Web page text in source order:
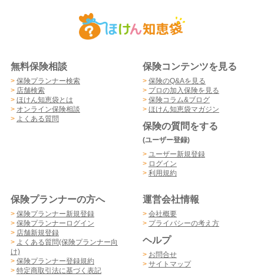
無料保険相談
> 保険プランナー検索
> 店舗検索
> ほけん知恵袋とは
> オンライン保険相談
> よくある質問
保険コンテンツを見る
> 保険のQ&Aを見る
> プロの加入保険を見る
> 保険コラム&ブログ
> ほけん知恵袋マガジン
保険の質問をする
(ユーザー登録)
> ユーザー新規登録
> ログイン
> 利用規約
保険プランナーの方へ
> 保険プランナー新規登録
> 保険プランナーログイン
> 店舗新規登録
> よくある質問(保険プランナー向
け)
> 保険プランナー登録規約
> 特定商取引法に基づく表記
運営会社情報
> 会社概要
> プライバシーの考え方
ヘルプ
> お問合せ
> サイトマップ